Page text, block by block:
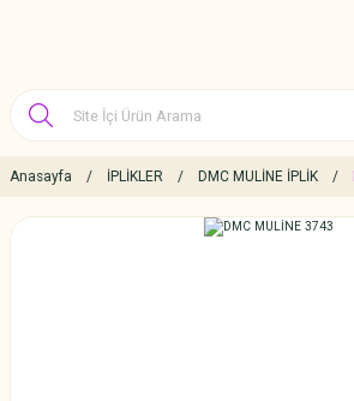
Anasayfa İPLİKLER DMC MULİNE İPLİK